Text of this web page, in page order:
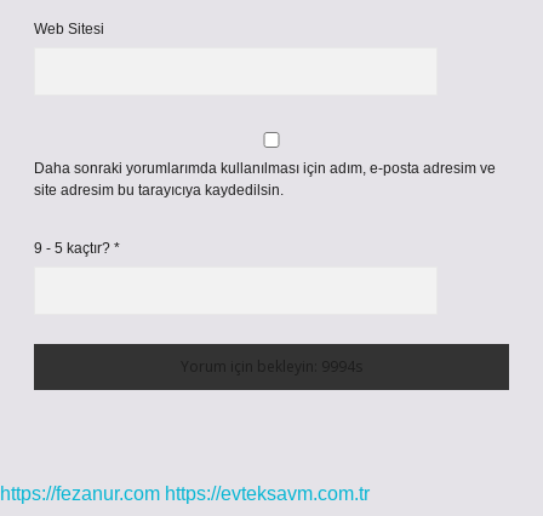
Web Sitesi
Daha sonraki yorumlarımda kullanılması için adım, e-posta adresim ve
site adresim bu tarayıcıya kaydedilsin.
9 - 5 kaçtır? *
https://fezanur.com https://evteksavm.com.tr